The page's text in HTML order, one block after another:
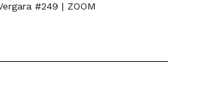
#249 | ZOOM